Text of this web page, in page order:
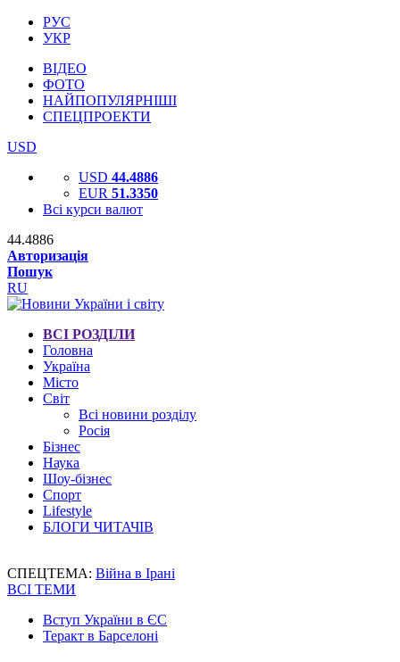
РУС
УКР
ВІДЕО
ФОТО
НАЙПОПУЛЯРНІШІ
СПЕЦПРОЕКТИ
USD
USD 44.4886
EUR 51.3350
Всі курси валют
44.4886
Авторизація
Пошук
RU
ВСІ РОЗДІЛИ
Головна
Україна
Місто
Світ
Всі новини розділу
Росія
Бізнес
Наука
Шоу-бізнес
Спорт
Lifestyle
БЛОГИ ЧИТАЧІВ
СПЕЦТЕМА: Війна в Ірані
ВСІ ТЕМИ
Вступ України в ЄС
Теракт в Барселоні